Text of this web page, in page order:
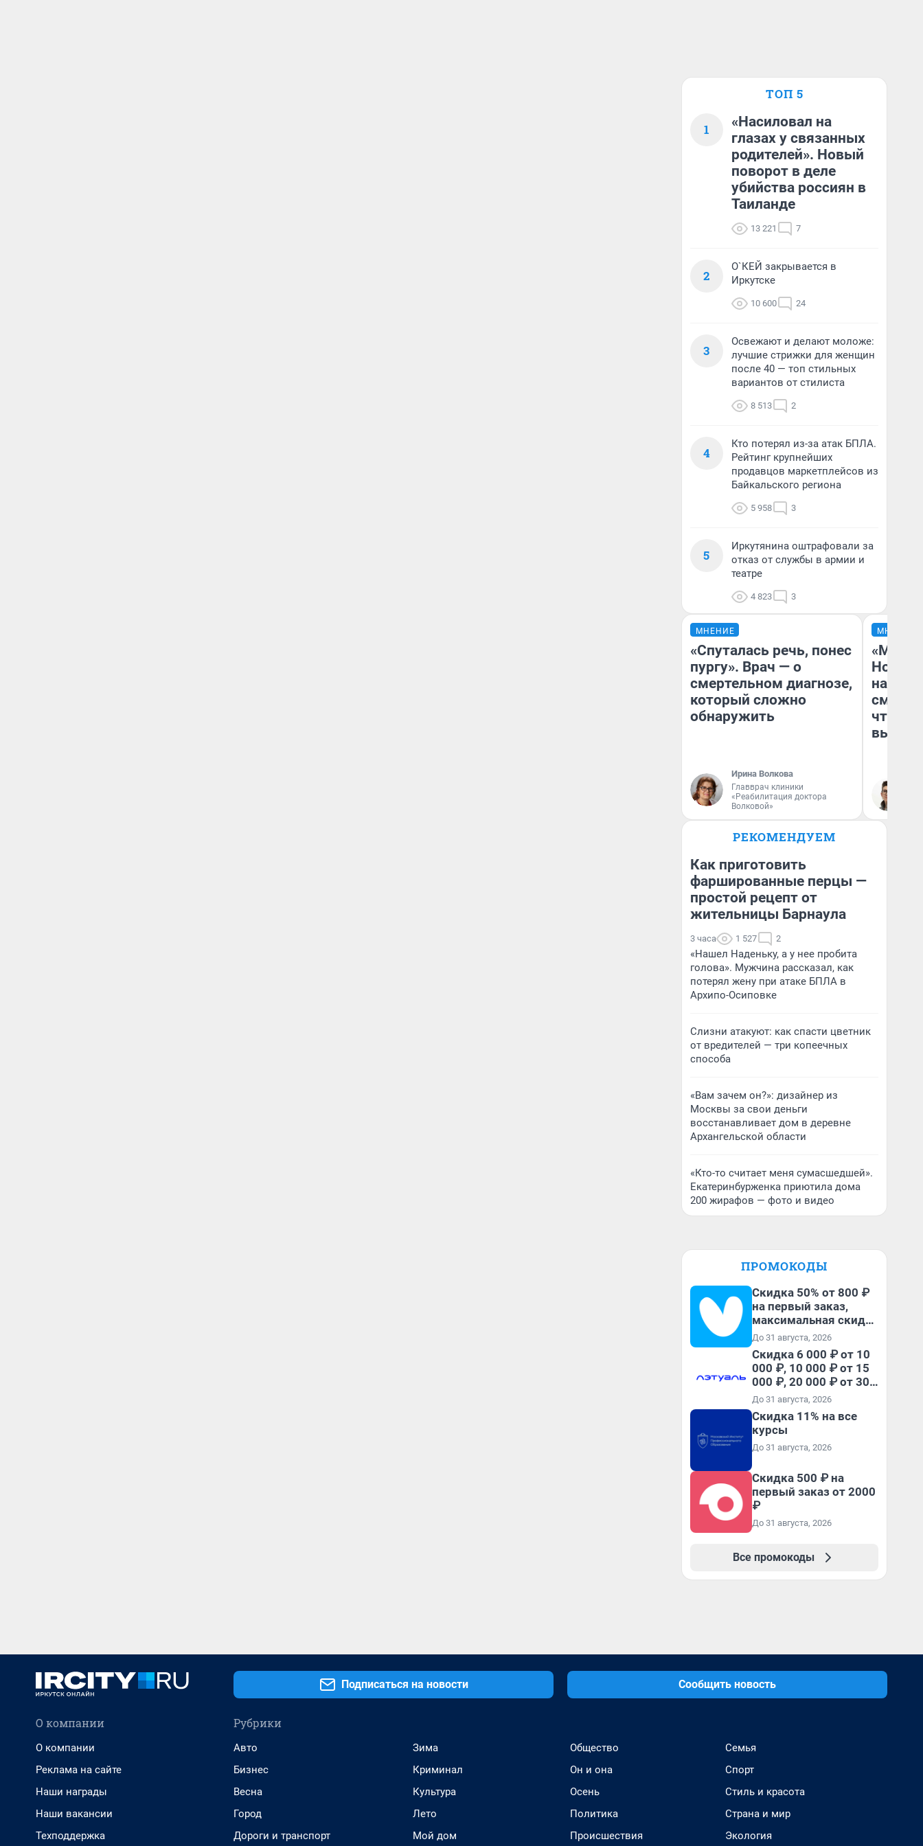
ТОП 5
1
«Насиловал на
глазах у связанных
родителей». Новый
поворот в деле
убийства россиян в
Таиланде
13 221 7
2
О`КЕЙ закрывается в
Иркутске
10 600 24
3
Освежают и делают моложе:
лучшие стрижки для женщин
после 40 — топ стильных
вариантов от стилиста
8 513 2
4
Кто потерял из-за атак БПЛА.
Рейтинг крупнейших
продавцов маркетплейсов из
Байкальского региона
5 958 3
5
Иркутянина оштрафовали за
отказ от службы в армии и
театре
4 823 3
МНЕНИЕ
«Спуталась речь, понес
пургу». Врач — о
смертельном диагнозе,
который сложно
обнаружить
Ирина Волкова
Главврач клиники
«Реабилитация доктора
Волковой»
МНЕНИЕ
«Мы
чтобы
РЕКОМЕНДУЕМ
Как приготовить
фаршированные перцы —
простой рецепт от
жительницы Барнаула
3 часа 1 527 2
«Нашел Наденьку, а у нее пробита
голова». Мужчина рассказал, как
потерял жену при атаке БПЛА в
Архипо-Осиповке
Слизни атакуют: как спасти цветник
от вредителей — три копеечных
способа
«Вам зачем он?»: дизайнер из
Москвы за свои деньги
восстанавливает дом в деревне
Архангельской области
«Кто-то считает меня сумасшедшей».
Екатеринбурженка приютила дома
200 жирафов — фото и видео
ПРОМОКОДЫ
Скидка 50% от 800 ₽
на первый заказ,
максимальная скидка
600 ₽
До 31 августа, 2026
Скидка 6 000 ₽ от 10
000 ₽, 10 000 ₽ от 15
000 ₽, 20 000 ₽ от 30
000 ₽ и 35 000 ₽ от 50
000 ₽ на первый и все
повторные заказы по
промокоду НАБЕРИ
До 31 августа, 2026
Скидка 11% на все
курсы
До 31 августа, 2026
Скидка 500 ₽ на
первый заказ от 2000
₽
До 31 августа, 2026
Все промокоды
Подписаться на новости Сообщить новость
О компании
О компании
Реклама на сайте
Наши награды
Наши вакансии
Техподдержка
Рубрики
Авто
Бизнес
Весна
Город
Дороги и транспорт
Зима
Криминал
Культура
Лето
Мой дом
Общество
Он и она
Осень
Политика
Происшествия
Семья
Спорт
Стиль и красота
Страна и мир
Экология